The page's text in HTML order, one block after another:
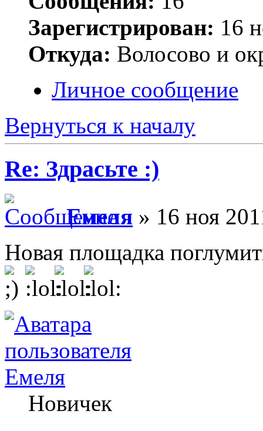
Зарегистрирован: 16
Откуда: Волосово и
Личное сообщение
Вернуться к началу
Re: Здрасьте :)
Емеля » 16 ноя
Новая площадка
Емеля
Новичек